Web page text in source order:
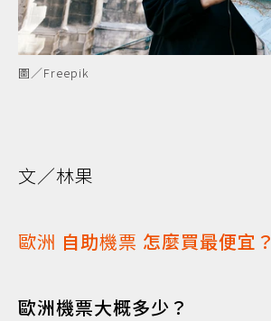
圖／Freepik
文／林果
歐洲 自助機票 怎麼買最便宜？
歐洲機票大概多少？